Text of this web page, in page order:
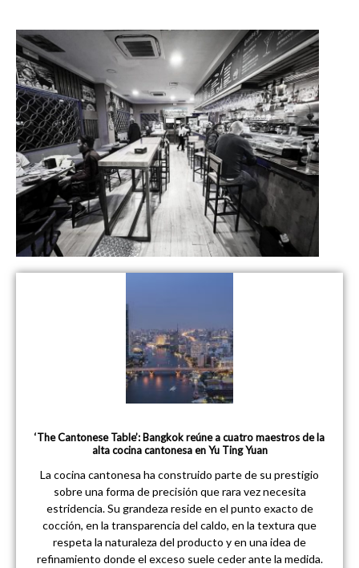
‘The Cantonese Table’: Bangkok reúne a cuatro maestros de la
alta cocina cantonesa en Yu Ting Yuan
La cocina cantonesa ha construido parte de su prestigio
sobre una forma de precisión que rara vez necesita
estridencia. Su grandeza reside en el punto exacto de
cocción, en la transparencia del caldo, en la textura que
respeta la naturaleza del producto y en una idea de
refinamiento donde el exceso suele ceder ante la medida.